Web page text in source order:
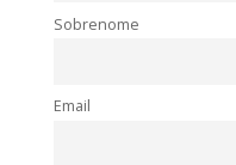
Sobrenome
Email